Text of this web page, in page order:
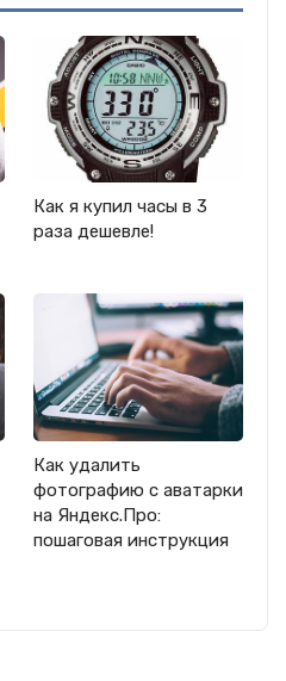
Как я купил часы в 3
раза дешевле!
Как удалить
фотографию с аватарки
на Яндекс.Про:
пошаговая инструкция